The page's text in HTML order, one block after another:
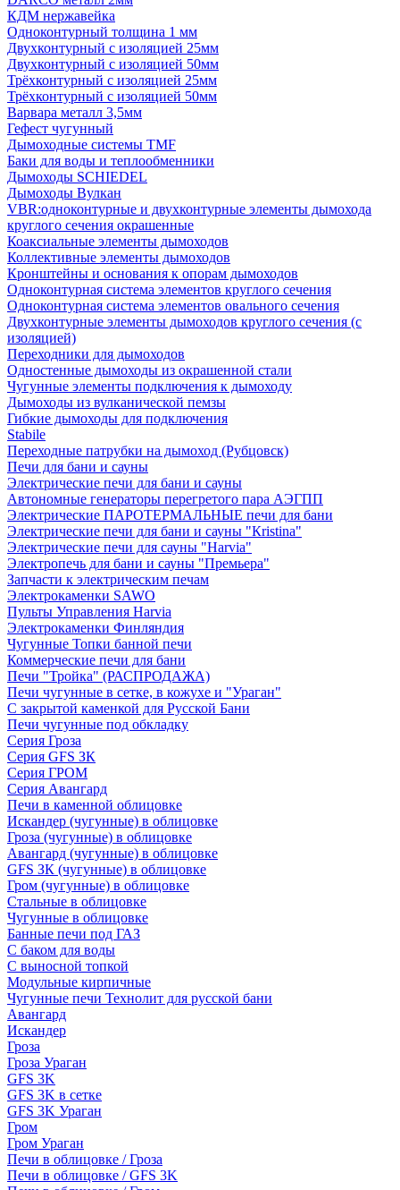
КДМ нержавейка
Одноконтурный толщина 1 мм
Двухконтурный с изоляцией 25мм
Двухконтурный с изоляцией 50мм
Трёхконтурный с изоляцией 25мм
Трёхконтурный с изоляцией 50мм
Варвара металл 3,5мм
Гефест чугунный
Дымоходные системы TMF
Баки для воды и теплообменники
Дымоходы SCHIEDEL
Дымоходы Вулкан
VBR:одноконтурные и двухконтурные элементы дымохода
круглого сечения окрашенные
Коаксиальные элементы дымоходов
Коллективные элементы дымоходов
Кронштейны и основания к опорам дымоходов
Одноконтурная система элементов круглого сечения
Одноконтурная система элементов овального сечения
Двухконтурные элементы дымоходов круглого сечения (с
изоляцией)
Переходники для дымоходов
Одностенные дымоходы из окрашенной стали
Чугунные элементы подключения к дымоходу
Дымоходы из вулканической пемзы
Гибкие дымоходы для подключения
Stabile
Переходные патрубки на дымоход (Рубцовск)
Печи для бани и сауны
Электрические печи для бани и сауны
Автономные генераторы перегретого пара АЭГПП
Электрические ПАРОТЕРМАЛЬНЫЕ печи для бани
Электрические печи для бани и сауны "Кristina"
Электрические печи для сауны "Harvia"
Электропечь для бани и сауны "Премьера"
Запчасти к электрическим печам
Электрокаменки SAWO
Пульты Управления Harvia
Электрокаменки Финляндия
Чугунные Топки банной печи
Коммерческие печи для бани
Печи "Тройка" (РАСПРОДАЖА)
Печи чугунные в сетке, в кожухе и "Ураган"
С закрытой каменкой для Русской Бани
Печи чугунные под обкладку
Серия Гроза
Серия GFS ЗК
Серия ГРОМ
Серия Авангард
Печи в каменной облицовке
Искандер (чугунные) в облицовке
Гроза (чугунные) в облицовке
Авангард (чугунные) в облицовке
GFS ЗК (чугунные) в облицовке
Гром (чугунные) в облицовке
Стальные в облицовке
Чугунные в облицовке
Банные печи под ГАЗ
С баком для воды
С выносной топкой
Модульные кирпичные
Чугунные печи Технолит для русской бани
Авангард
Искандер
Гроза
Гроза Ураган
GFS 3K
GFS 3K в сетке
GFS 3K Ураган
Гром
Гром Ураган
Печи в облицовке / Гроза
Печи в облицовке / GFS 3K